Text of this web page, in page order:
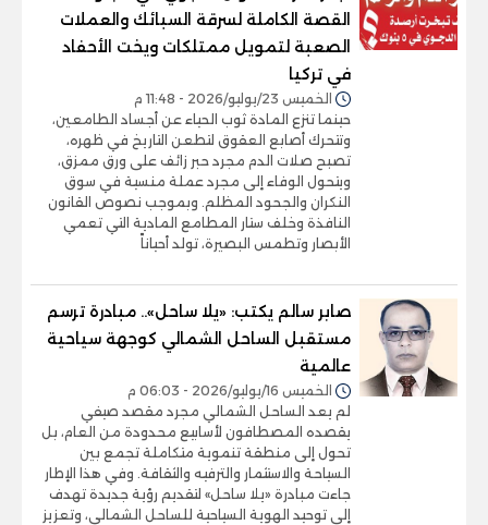
القصة الكاملة لسرقة السبائك والعملات
الصعبة لتمويل ممتلكات ويخت الأحفاد
في تركيا
الخميس 23/يوليو/2026 - 11:48 م
حينما تنزع المادة ثوب الحياء عن أجساد الطامعين،
وتتحرك أصابع العقوق لتطعن التاريخ في ظهره،
تصبح صلات الدم مجرد حبر زائف على ورق ممزق،
ويتحول الوفاء إلى مجرد عملة منسية في سوق
النكران والجحود المظلم. وبموجب نصوص القانون
النافذة وخلف ستار المطامع المادية التي تعمي
الأبصار وتطمس البصيرة، تولد أحياناً
صابر سالم يكتب: «يلا ساحل».. مبادرة ترسم
مستقبل الساحل الشمالي كوجهة سياحية
عالمية
الخميس 16/يوليو/2026 - 06:03 م
لم يعد الساحل الشمالي مجرد مقصد صيفي
يقصده المصطافون لأسابيع محدودة من العام، بل
تحول إلى منطقة تنموية متكاملة تجمع بين
السياحة والاستثمار والترفيه والثقافة. وفي هذا الإطار
جاءت مبادرة «يلا ساحل» لتقديم رؤية جديدة تهدف
إلى توحيد الهوية السياحية للساحل الشمالي، وتعزيز